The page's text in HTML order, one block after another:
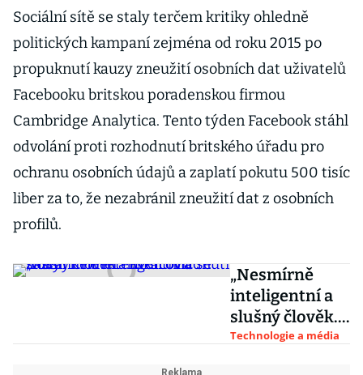
Sociální sítě se staly terčem kritiky ohledně
politických kampaní zejména od roku 2015 po
propuknutí kauzy zneužití osobních dat uživatelů
Facebooku britskou poradenskou firmou
Cambridge Analytica. Tento týden Facebook stáhl
odvolání proti rozhodnutí britského úřadu pro
ochranu osobních údajů a zaplatí pokutu 500 tisíc
liber za to, že nezabránil zneužití dat z osobních
profilů.
„Nesmírně
inteligentní a
slušný člověk.“
Lukačovič se
Technologie a média